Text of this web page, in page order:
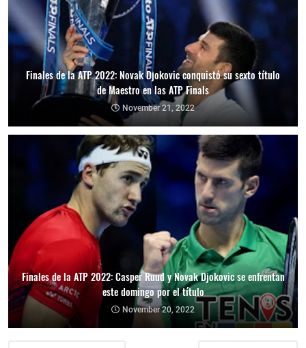
Finales de la ATP 2022: Novak Djokovic conquistó su sexto título
de Maestro en las ATP Finals
November 21, 2022
Finales de la ATP 2022: Casper Ruud y Novak Djokovic se enfrentan
este domingo por el título
November 20, 2022